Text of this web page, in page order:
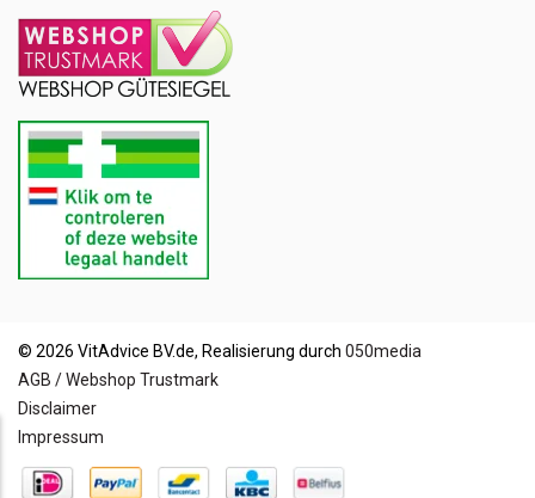
© 2026 VitAdvice BV.de, Realisierung durch 050media
AGB / Webshop Trustmark
Disclaimer
Impressum